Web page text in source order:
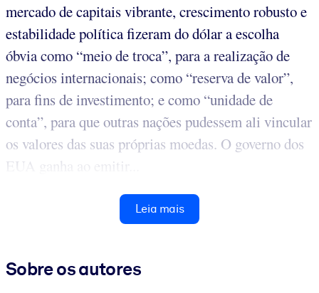
mercado de capitais vibrante, crescimento robusto e
estabilidade política fizeram do dólar a escolha
óbvia como “meio de troca”, para a realização de
negócios internacionais; como “reserva de valor”,
para fins de investimento; e como “unidade de
conta”, para que outras nações pudessem ali vincular
os valores das suas próprias moedas. O governo dos
EUA ganha ao emitir...
Leia mais
Sobre os autores